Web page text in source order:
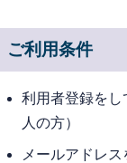
ご利用条件
利用者登録をし
人の方）
メールアドレ